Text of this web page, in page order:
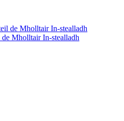
Mholltair In-stealladh